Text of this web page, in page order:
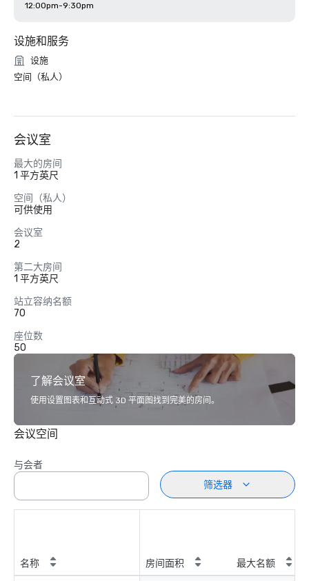
12:00pm-9:30pm
设施和服务
设施
空间（私人）
会议室
最大的房间
1 平方英尺
空间（私人）
可供使用
会议室
2
第二大房间
1 平方英尺
站立容纳名额
70
座位数
50
了解会议室
使用设置图表和互动式 3D 平面图找到完美的房间。
会议空间
与会者
筛选器
名称 房间面积 最大名额